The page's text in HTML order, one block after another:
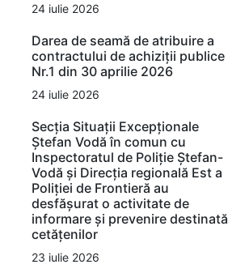
24 iulie 2026
Darea de seamă de atribuire a
contractului de achiziții publice
Nr.1 din 30 aprilie 2026
24 iulie 2026
Secția Situații Excepționale
Ștefan Vodă în comun cu
Inspectoratul de Poliție Ștefan-
Vodă și Direcția regională Est a
Poliției de Frontieră au
desfășurat o activitate de
informare și prevenire destinată
cetățenilor
23 iulie 2026